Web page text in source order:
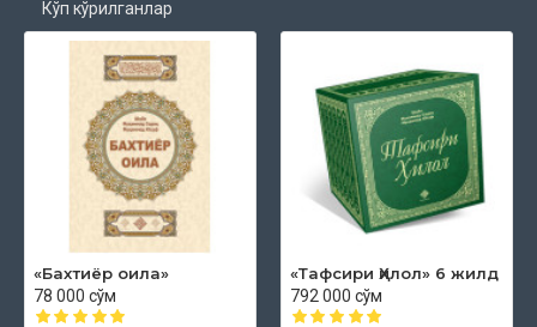
Кўп кўрилганлар
«Бахтиёр оила»
78 000 сўм
«Тафсири Ҳилол» 6 жилд
792 000 сўм